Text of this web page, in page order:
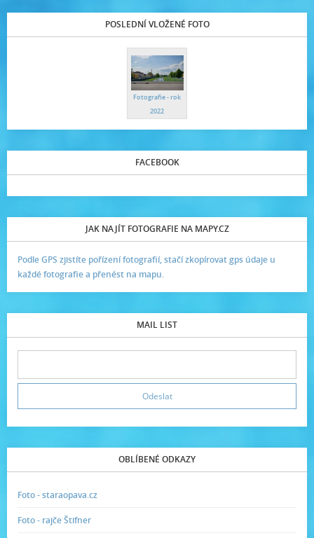
POSLEDNÍ VLOŽENÉ FOTO
Fotografie - rok
2022
FACEBOOK
JAK NAJÍT FOTOGRAFIE NA MAPY.CZ
Podle GPS zjistíte pořízení fotografií, stačí zkopírovat gps údaje u
každé fotografie a přenést na mapu.
MAIL LIST
OBLÍBENÉ ODKAZY
Foto - staraopava.cz
Foto - rajče Štifner